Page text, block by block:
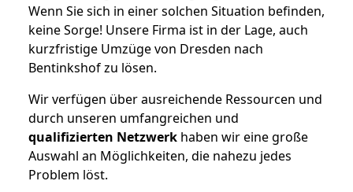
Wenn Sie sich in einer solchen Situation befinden,
keine Sorge! Unsere Firma ist in der Lage, auch
kurzfristige Umzüge von Dresden nach
Bentinkshof zu lösen.
Wir verfügen über ausreichende Ressourcen und
durch unseren umfangreichen und
qualifizierten Netzwerk haben wir eine große
Auswahl an Möglichkeiten, die nahezu jedes
Problem löst.